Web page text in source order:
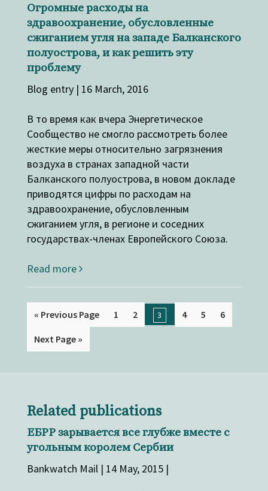
Огромные расходы на
здравоохранение, обусловленные
сжиганием угля на западе Балканского
полуострова, и как решить эту
проблему
Blog entry | 16 March, 2016
В то время как вчера Энергетическое
Сообщество не смогло рассмотреть более
жесткие меры относительно загрязнения
воздуха в странах западной части
Балканского полуострова, в новом докладе
приводятся цифры по расходам на
здравоохранение, обусловленным
сжиганием угля, в регионе и соседних
государствах-членах Европейского Союза.
Read more
« Previous Page 1 2 3 4 5 6
Next Page »
Related publications
ЕБРР зарывается все глубже вместе с
угольным королем Сербии
Bankwatch Mail | 14 May, 2015 |